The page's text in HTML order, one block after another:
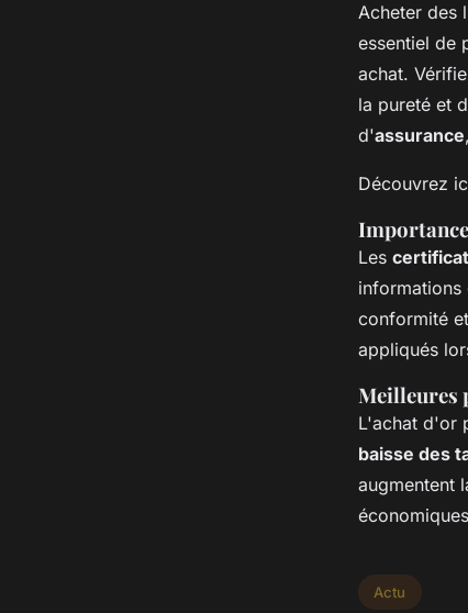
Acheter des
essentiel de
achat.
la pureté et
d'assurance
Découvrez
Les
informations
conformité
appliqués
Meilleures
L'achat d'or
baisse des
augmentent
Actu